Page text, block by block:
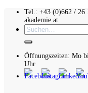
Zum
springen
Tel.: +43 (0)662 / 26
akademie.at
Suchen
nach:
Öffnungszeiten: Mo
Uhr